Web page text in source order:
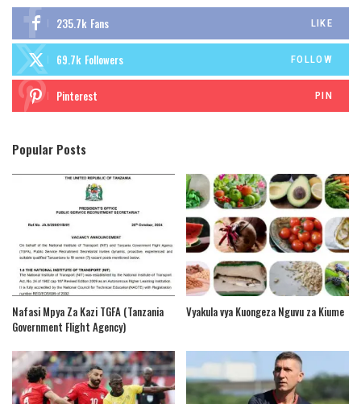
235.7k Fans LIKE
69.7k Followers FOLLOW
Pinterest PIN
Popular Posts
Nafasi Mpya Za Kazi TGFA (Tanzania
Government Flight Agency)
Vyakula vya Kuongeza Nguvu za Kiume